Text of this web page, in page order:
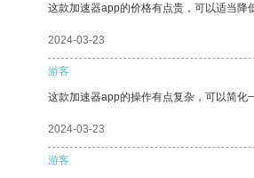
这款加速器app的价格有点贵，可以适当降
2024-03-23
游客
这款加速器app的操作有点复杂，可以简化
2024-03-23
游客